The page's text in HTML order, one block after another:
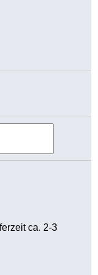
ca. 2-3